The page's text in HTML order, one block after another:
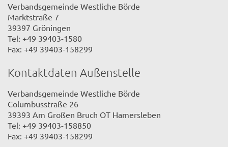
Verbandsgemeinde Westliche Börde
Marktstraße 7
39397 Gröningen
Tel: +49 39403-1580
Fax: +49 39403-158299
Kontaktdaten Außenstelle
Verbandsgemeinde Westliche Börde
Columbusstraße 26
39393 Am Großen Bruch OT Hamersleben
Tel: +49 39403-158850
Fax: +49 39403-158299